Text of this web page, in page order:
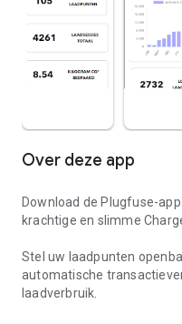
Over deze app
Download de Plugfuse-
krachtige en slimme
Stel uw laadpunten
automatische
laadverbruik.